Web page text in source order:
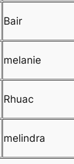
Bair
melanie
Rhuac
melindra